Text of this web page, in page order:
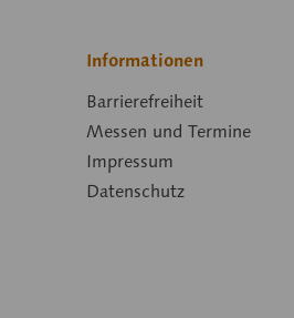
Informationen
Barrierefreiheit
Messen und Termine
Impressum
Datenschutz